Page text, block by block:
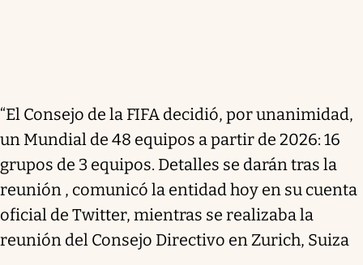
“El Consejo de la FIFA decidió, por unanimidad,
un Mundial de 48 equipos a partir de 2026: 16
grupos de 3 equipos. Detalles se darán tras la
reunión , comunicó la entidad hoy en su cuenta
oficial de Twitter, mientras se realizaba la
reunión del Consejo Directivo en Zurich, Suiza